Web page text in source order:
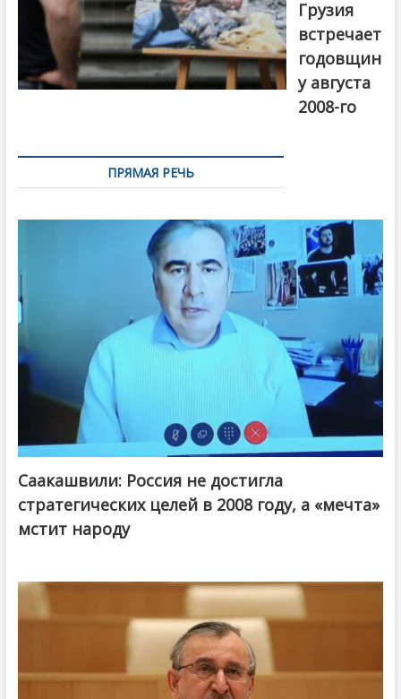
Грузия
встречает
годовщин
у августа
2008-го
ПРЯМАЯ РЕЧЬ
Саакашвили: Россия не достигла
стратегических целей в 2008 году, а «мечта»
мстит народу